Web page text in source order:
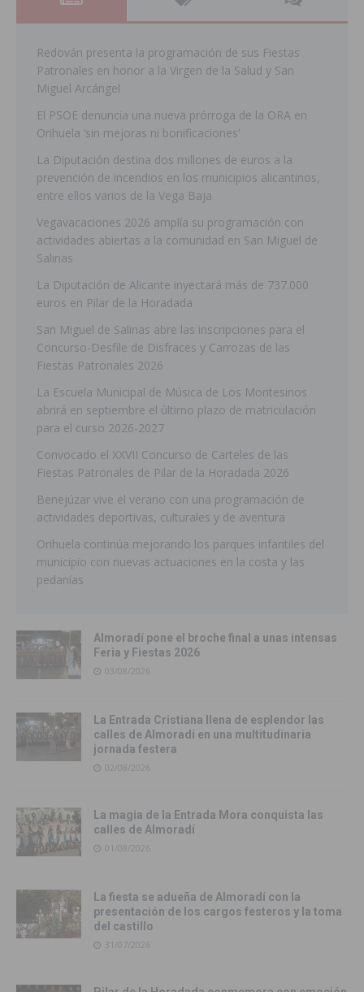
Redován presenta la programación de sus Fiestas
Patronales en honor a la Virgen de la Salud y San
Miguel Arcángel
El PSOE denuncia una nueva prórroga de la ORA en
Orihuela ‘sin mejoras ni bonificaciones’
La Diputación destina dos millones de euros a la
prevención de incendios en los municipios alicantinos,
entre ellos varios de la Vega Baja
Vegavacaciones 2026 amplía su programación con
actividades abiertas a la comunidad en San Miguel de
Salinas
La Diputación de Alicante inyectará más de 737.000
euros en Pilar de la Horadada
San Miguel de Salinas abre las inscripciones para el
Concurso-Desfile de Disfraces y Carrozas de las
Fiestas Patronales 2026
La Escuela Municipal de Música de Los Montesinos
abrirá en septiembre el último plazo de matriculación
para el curso 2026-2027
Convocado el XXVII Concurso de Carteles de las
Fiestas Patronales de Pilar de la Horadada 2026
Benejúzar vive el verano con una programación de
actividades deportivas, culturales y de aventura
Orihuela continúa mejorando los parques infantiles del
municipio con nuevas actuaciones en la costa y las
pedanías
Almoradí pone el broche final a unas intensas
Feria y Fiestas 2026
03/08/2026
La Entrada Cristiana llena de esplendor las
calles de Almoradí en una multitudinaria
jornada festera
02/08/2026
La magia de la Entrada Mora conquista las
calles de Almoradí
01/08/2026
La fiesta se adueña de Almoradí con la
presentación de los cargos festeros y la toma
del castillo
31/07/2026